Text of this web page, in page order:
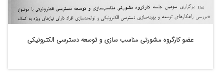
عضو کارگروه مشورتی مناسب سازی و توسعه دسترسی الکترونیکی